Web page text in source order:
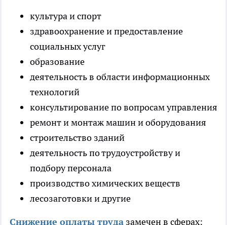
культура и спорт
здравоохранение и предоставление
социальных услуг
образование
деятельность в области информационных
технологий
консультирование по вопросам управления
ремонт и монтаж машин и оборудования
строительство зданий
деятельность по трудоустройству и
подбору персонала
производство химических веществ
лесозаготовки и другие
Снижение оплаты труда замечен в сферах: